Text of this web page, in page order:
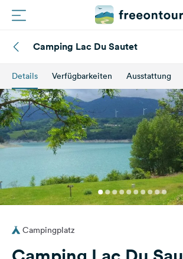
Routen
Plätze
Magazin
Partner
Registrieren
Einloggen
Camping Lac Du Sautet
Details Verfügbarkeiten Ausstattung
Campingplatz